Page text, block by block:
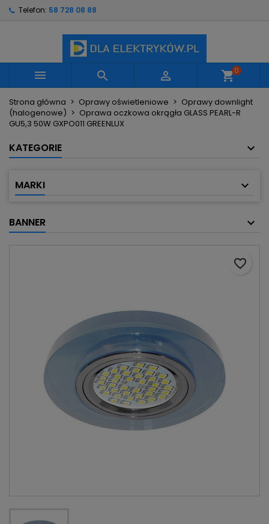
Telefon: 58 728 08 88
   shopping_cart0
Strona główna Oprawy oświetleniowe
Oprawy downlight
(halogenowe)
Oprawa oczkowa okrągła GLASS PEARL-R
GU5,3 50W GXPO011 GREENLUX
KATEGORIE
MARKI
BANNER
favorite_border
Utwórz nową listę
Nazwa listy życzeń
Anuluj Utwórz listę życzeń
Musisz być zalogowany by zapisać produkty na
swojej liście życzeń.
Anuluj Zaloguj się